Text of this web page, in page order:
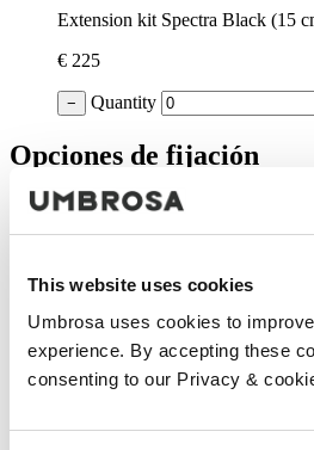
This website uses cookies
Umbrosa uses cookies to
experience. By accepting these
consenting to our Privacy &
Extension kit Spectra Black (15
€ 225
− Quantity
Opciones de fijación
Mostrar opciones
galvanizado. Baldosas no
€ 1.084